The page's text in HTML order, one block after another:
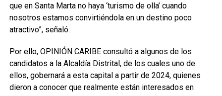
que en Santa Marta no haya ‘turismo de olla’ cuando
nosotros estamos convirtiéndola en un destino poco
atractivo”, señaló.
Por ello, OPINIÓN CARIBE consultó a algunos de los
candidatos a la Alcaldía Distrital, de los cuales uno de
ellos, gobernará a esta capital a partir de 2024, quienes
dieron a conocer que realmente están interesados en